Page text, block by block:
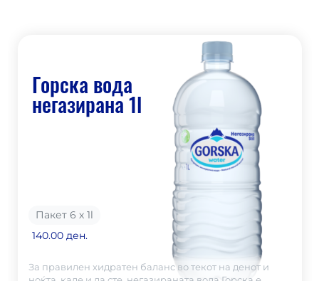
Горска вода
негазирана 1l
Пакет 6 х 1l
140.00 ден.
За правилен хидратен баланс во текот на денот и